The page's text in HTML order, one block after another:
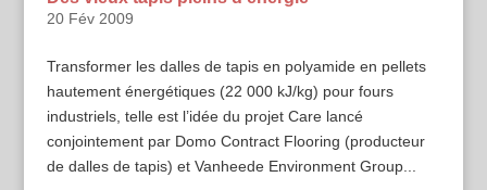
20 Fév 2009
Transformer les dalles de tapis en polyamide en pellets
hautement énergétiques (22 000 kJ/kg) pour fours
industriels, telle est l’idée du projet Care lancé
conjointement par Domo Contract Flooring (producteur
de dalles de tapis) et Vanheede Environment Group...